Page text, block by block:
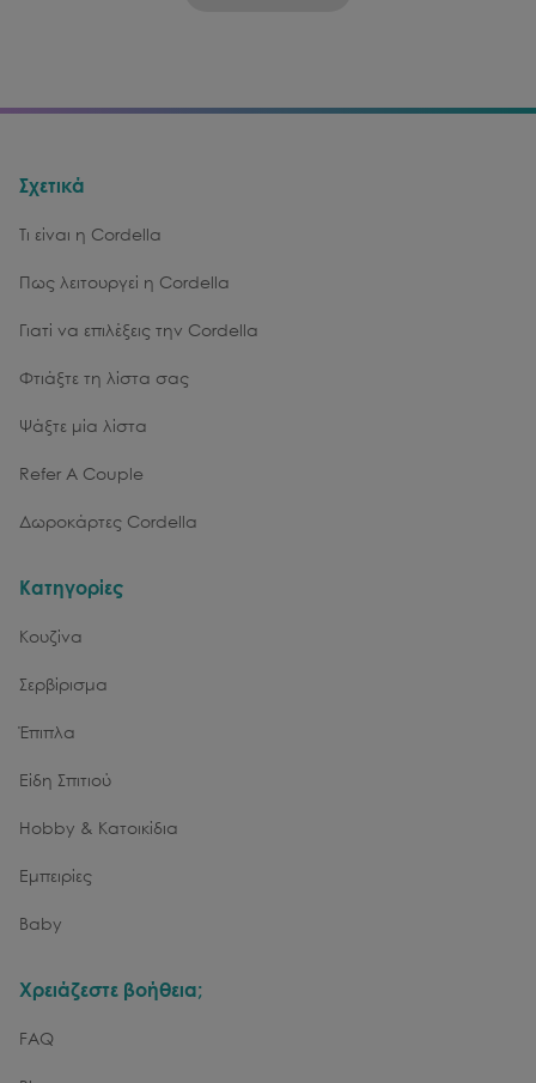
Σχετικά
Τι είναι η Cordella
Πως λειτουργεί η Cordella
Γιατί να επιλέξεις την Cordella
Φτιάξτε τη λίστα σας
Ψάξτε μία λίστα
Refer A Couple
Δωροκάρτες Cordella
Κατηγορίες
Κουζίνα
Σερβίρισμα
Έπιπλα
Είδη Σπιτιού
Hobby & Κατοικίδια
Εμπειρίες
Baby
Χρειάζεστε βοήθεια;
FAQ